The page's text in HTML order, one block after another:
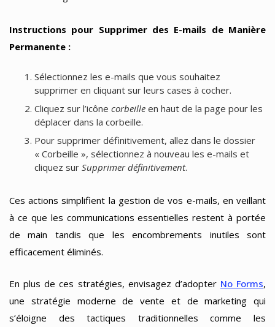
Instructions pour Supprimer des E-mails de Manière
Permanente :
Sélectionnez les e-mails que vous souhaitez
supprimer en cliquant sur leurs cases à cocher.
Cliquez sur l’icône corbeilleen haut de la page pour les
déplacer dans la corbeille.
Pour supprimer définitivement, allez dans le dossier
« Corbeille », sélectionnez à nouveau les e-mails et
cliquez sur Supprimer définitivement.
Ces actions simplifient la gestion de vos e-mails, en veillant
à ce que les communications essentielles restent à portée
de main tandis que les encombrements inutiles sont
efficacement éliminés.
En plus de ces stratégies, envisagez d’adopter No Forms,
une stratégie moderne de vente et de marketing qui
s’éloigne des tactiques traditionnelles comme les